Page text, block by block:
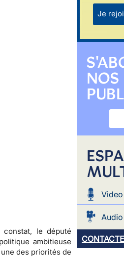
constat, le député
ambitieuse
des priorités de
Je
NOS
Video
Audio